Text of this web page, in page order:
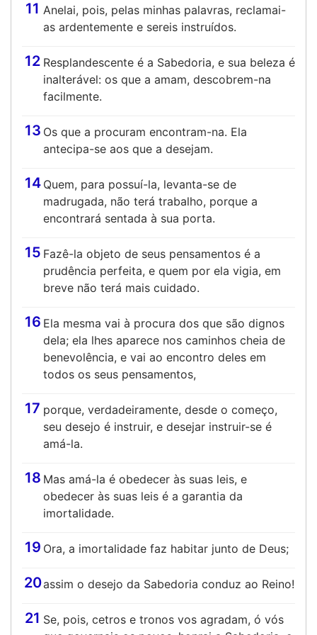
11 Anelai, pois, pelas minhas palavras, reclamai-
as ardentemente e sereis instruídos.
12 Resplandescente é a Sabedoria, e sua beleza é
inalterável: os que a amam, descobrem-na
facilmente.
13 Os que a procuram encontram-na. Ela
antecipa-se aos que a desejam.
14 Quem, para possuí-la, levanta-se de
madrugada, não terá trabalho, porque a
encontrará sentada à sua porta.
15 Fazê-la objeto de seus pensamentos é a
prudência perfeita, e quem por ela vigia, em
breve não terá mais cuidado.
16 Ela mesma vai à procura dos que são dignos
dela; ela lhes aparece nos caminhos cheia de
benevolência, e vai ao encontro deles em
todos os seus pensamentos,
17 porque, verdadeiramente, desde o começo,
seu desejo é instruir, e desejar instruir-se é
amá-la.
18 Mas amá-la é obedecer às suas leis, e
obedecer às suas leis é a garantia da
imortalidade.
19 Ora, a imortalidade faz habitar junto de Deus;
20assim o desejo da Sabedoria conduz ao Reino!
21 Se, pois, cetros e tronos vos agradam, ó vós